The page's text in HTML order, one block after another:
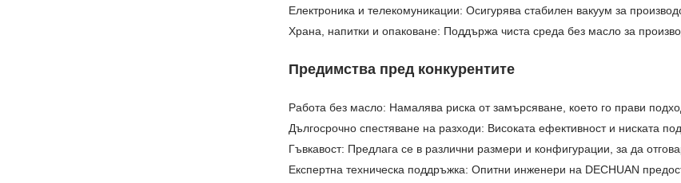
Електроника и телекомуникации: Осигурява стабилен вакуум за
Храна, напитки и опаковане: Поддържа чиста среда без масло за
Предимства пред конкурентите
Работа без масло: Намалява риска от замърсяване, което го прави
Дългосрочно спестяване на разходи: Високата ефективност и ниската
Гъвкавост: Предлага се в различни размери и конфигурации, за да
Експертна техническа поддръжка: Опитни инженери на DECHUAN